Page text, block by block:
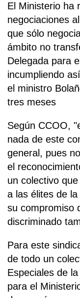
El Ministerio ha
negociaciones
que sólo
ámbito no
Delegada para
incumpliendo
el ministro
tres meses
Según CCOO,
nada de este
general, pues
el
un colectivo
a las élites de
su compromiso
discriminado
Para este
de todo un
Especiales de
para el